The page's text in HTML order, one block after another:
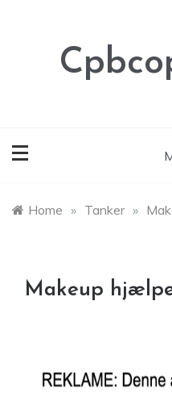
Home » Tanker »
Makeup